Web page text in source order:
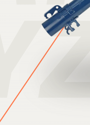
O nas
Content Hub